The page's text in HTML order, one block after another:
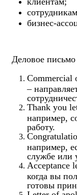
бизнес-
Деловое
Commercial
–
Thank you
например,
работу.
например,
службе или
Acceptance
когда вы
готовы